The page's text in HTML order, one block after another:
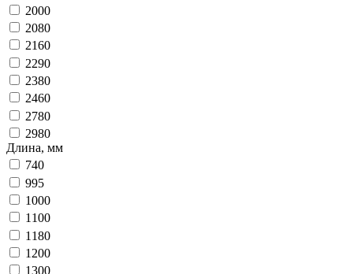
2000
2080
2160
2290
2380
2460
2780
2980
Длина, мм
740
995
1000
1100
1180
1200
1300